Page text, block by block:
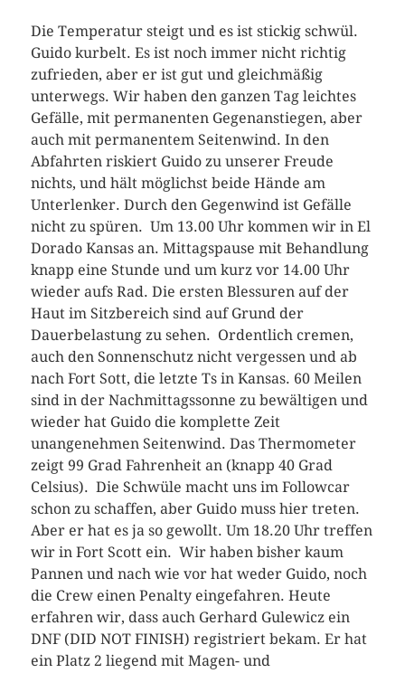
Die Temperatur steigt und es ist stickig schwül.
Guido kurbelt. Es ist noch immer nicht richtig
zufrieden, aber er ist gut und gleichmäßig
unterwegs. Wir haben den ganzen Tag leichtes
Gefälle, mit permanenten Gegenanstiegen, aber
auch mit permanentem Seitenwind. In den
Abfahrten riskiert Guido zu unserer Freude
nichts, und hält möglichst beide Hände am
Unterlenker. Durch den Gegenwind ist Gefälle
nicht zu spüren. Um 13.00 Uhr kommen wir in El
Dorado Kansas an. Mittagspause mit Behandlung
knapp eine Stunde und um kurz vor 14.00 Uhr
wieder aufs Rad. Die ersten Blessuren auf der
Haut im Sitzbereich sind auf Grund der
Dauerbelastung zu sehen. Ordentlich cremen,
auch den Sonnenschutz nicht vergessen und ab
nach Fort Sott, die letzte Ts in Kansas. 60 Meilen
sind in der Nachmittagssonne zu bewältigen und
wieder hat Guido die komplette Zeit
unangenehmen Seitenwind. Das Thermometer
zeigt 99 Grad Fahrenheit an (knapp 40 Grad
Celsius). Die Schwüle macht uns im Followcar
schon zu schaffen, aber Guido muss hier treten.
Aber er hat es ja so gewollt. Um 18.20 Uhr treffen
wir in Fort Scott ein. Wir haben bisher kaum
Pannen und nach wie vor hat weder Guido, noch
die Crew einen Penalty eingefahren. Heute
erfahren wir, dass auch Gerhard Gulewicz ein
DNF (DID NOT FINISH) registriert bekam. Er hat
ein Platz 2 liegend mit Magen- und